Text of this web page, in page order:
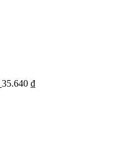
35.640 ₫